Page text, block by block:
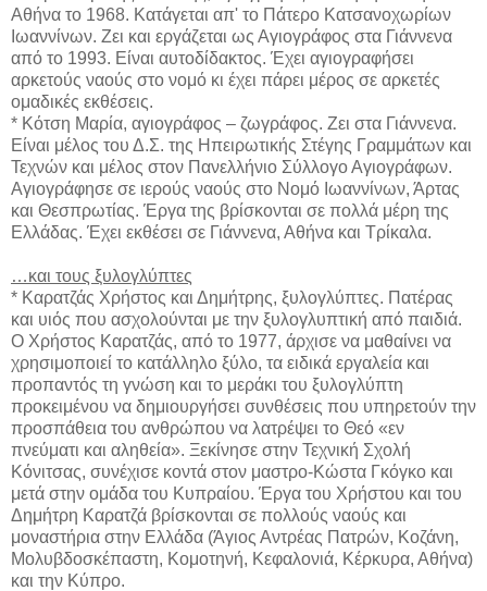
Αθήνα το 1968. Κατάγεται απ' το Πάτερο Κατσανοχωρίων
Ιωαννίνων. Ζει και εργάζεται ως Αγιογράφος στα Γιάννενα
από το 1993. Είναι αυτοδίδακτος. Έχει αγιογραφήσει
αρκετούς ναούς στο νομό κι έχει πάρει μέρος σε αρκετές
ομαδικές εκθέσεις.
* Κότση Μαρία, αγιογράφος – ζωγράφος. Ζει στα Γιάννενα.
Είναι μέλος του Δ.Σ. της Ηπειρωτικής Στέγης Γραμμάτων και
Τεχνών και μέλος στον Πανελλήνιο Σύλλογο Αγιογράφων.
Αγιογράφησε σε ιερούς ναούς στο Νομό Ιωαννίνων, Άρτας
και Θεσπρωτίας. Έργα της βρίσκονται σε πολλά μέρη της
Ελλάδας. Έχει εκθέσει σε Γιάννενα, Αθήνα και Τρίκαλα.
…και τους ξυλογλύπτες
* Καρατζάς Χρήστος και Δημήτρης, ξυλογλύπτες. Πατέρας
και υιός που ασχολούνται με την ξυλογλυπτική από παιδιά.
Ο Χρήστος Καρατζάς, από το 1977, άρχισε να μαθαίνει να
χρησιμοποιεί το κατάλληλο ξύλο, τα ειδικά εργαλεία και
προπαντός τη γνώση και το μεράκι του ξυλογλύπτη
προκειμένου να δημιουργήσει συνθέσεις που υπηρετούν την
προσπάθεια του ανθρώπου να λατρέψει το Θεό «εν
πνεύματι και αληθεία». Ξεκίνησε στην Τεχνική Σχολή
Κόνιτσας, συνέχισε κοντά στον μαστρο-Κώστα Γκόγκο και
μετά στην ομάδα του Κυπραίου. Έργα του Χρήστου και του
Δημήτρη Καρατζά βρίσκονται σε πολλούς ναούς και
μοναστήρια στην Ελλάδα (Άγιος Αντρέας Πατρών, Κοζάνη,
Μολυβδοσκέπαστη, Κομοτηνή, Κεφαλονιά, Κέρκυρα, Αθήνα)
και την Κύπρο.